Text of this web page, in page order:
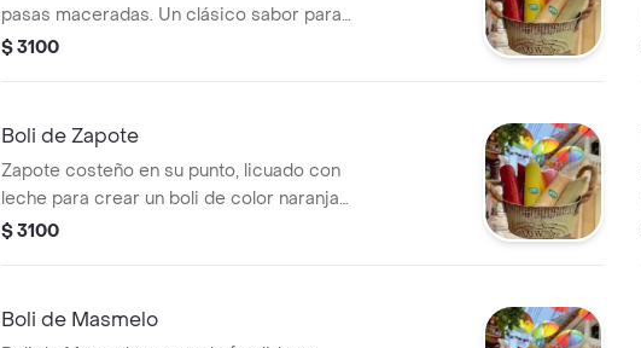
pasas maceradas. Un clásico sabor para
adultos.
$ 3100
Boli de Zapote
Zapote costeño en su punto, licuado con
leche para crear un boli de color naranja
vibrante y sabor inconfundible.
$ 3100
Boli de Masmelo